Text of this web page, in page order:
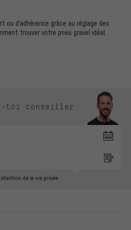
ou d’adhérence grâce au réglage des
trouver votre pneu gravel idéal.
toi conseiller
de la vie privée